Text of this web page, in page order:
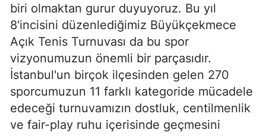
biri olmaktan gurur duyuyoruz. Bu yıl
8'incisini düzenlediğimiz Büyükçekmece
Açık Tenis Turnuvası da bu spor
vizyonumuzun önemli bir parçasıdır.
İstanbul'un birçok ilçesinden gelen 270
sporcumuzun 11 farklı kategoride mücadele
edeceği turnuvamızın dostluk, centilmenlik
ve fair-play ruhu içerisinde geçmesini